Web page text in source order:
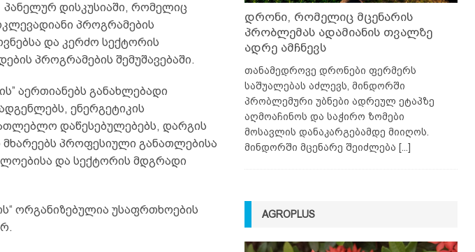
დისკუსიაში, რომელიც
პროგრამების
და კერძო სექტორის
პროგრამების შემუშავებაში.
აერთიანებს განახლებადი
ენერგეტიკის
დაწესებულებებს, დარგის
მხარეებს პროფესიული განათლებისა
და სექტორის მდგრადი
ორგანიზებულია უსაფრთხოების
დრონი, რომელიც მცენარის
პრობლემას ადამიანის თვალზე
ადრე ამჩნევს
თანამედროვე დრონები ფერმერს
საშუალებას აძლევს, მინდორში
პრობლემური უბნები ადრეულ ეტაპზე
აღმოაჩინოს და საჭირო ზომები
მოსავლის დანაკარგებამდე მიიღოს.
მინდორში მცენარე შეიძლება [...]
AGROPLUS